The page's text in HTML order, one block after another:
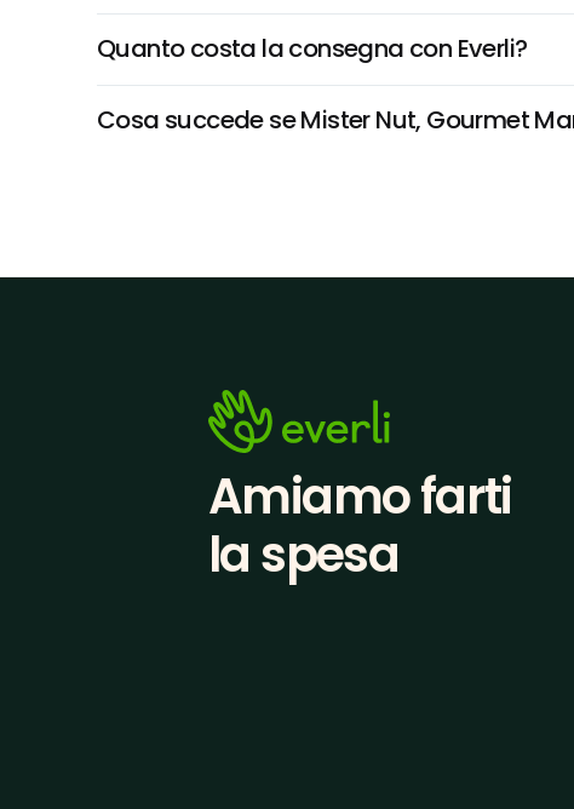
Quanto costa la consegna con Everli?
Cosa succede se Mister Nut, Gourmet
Amiamo farti
la spesa